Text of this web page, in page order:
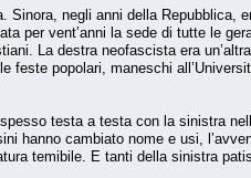
negli anni della
per vent’anni la sede di tutte le
La destra neofascista era
feste popolari, maneschi
testa a testa con la sinistra
hanno cambiato nome e usi,
temibile. E tanti della sinistra